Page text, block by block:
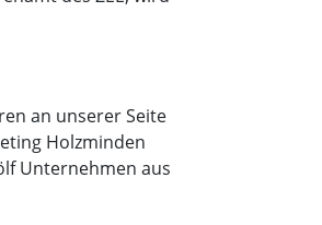
an unserer Seite
Holzminden
Unternehmen aus